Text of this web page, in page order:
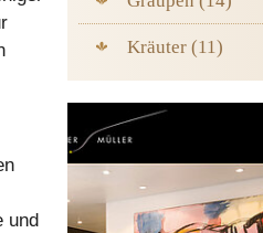
und
Kräuter (11)